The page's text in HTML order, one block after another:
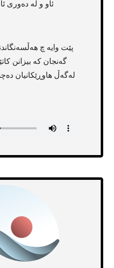
ئاو و لە دەوری
پێت وایە چ
گەنجان کە بیزانن
لەگەڵ هاوڕێکانیان